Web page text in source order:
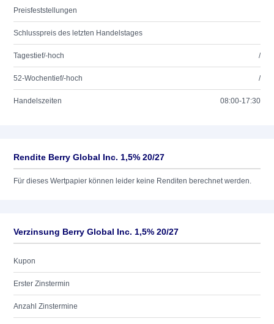
Preisfeststellungen
Schlusspreis des letzten Handelstages
Tagestief/-hoch /
52-Wochentief/-hoch /
Handelszeiten 08:00-17:30
Rendite Berry Global Inc. 1,5% 20/27
Für dieses Wertpapier können leider keine Renditen berechnet werden.
Verzinsung Berry Global Inc. 1,5% 20/27
Kupon
Erster Zinstermin
Anzahl Zinstermine